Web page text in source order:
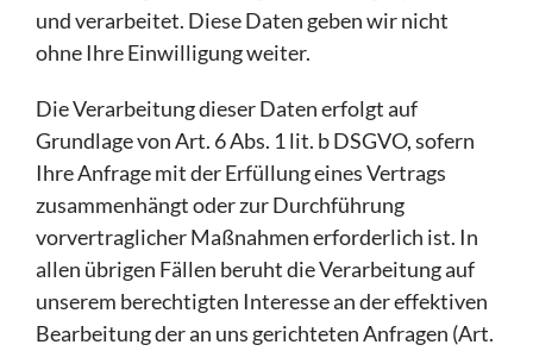
und verarbeitet. Diese Daten geben wir nicht
ohne Ihre Einwilligung weiter.
Die Verarbeitung dieser Daten erfolgt auf
Grundlage von Art. 6 Abs. 1 lit. b DSGVO, sofern
Ihre Anfrage mit der Erfüllung eines Vertrags
zusammenhängt oder zur Durchführung
vorvertraglicher Maßnahmen erforderlich ist. In
allen übrigen Fällen beruht die Verarbeitung auf
unserem berechtigten Interesse an der effektiven
Bearbeitung der an uns gerichteten Anfragen (Art.